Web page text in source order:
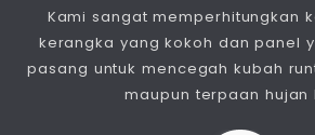
Kami sangat memperhitungkan
kerangka yang kokoh dan panel
pasang untuk mencegah kubah
maupun terpaan hujan